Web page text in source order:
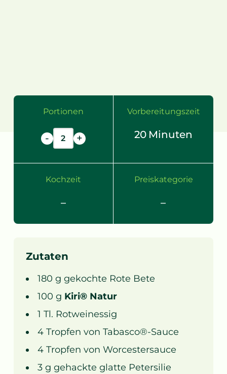
Portionen
- +
Vorbereitungszeit
20 Minuten
Kochzeit
–
Preiskategorie
–
Zutaten
180 ggekochte Rote Bete
100 g Kiri® Natur
1 Tl. Rotweinessig
4 Tropfen von Tabasco®-Sauce
4 Tropfen von Worcestersauce
3 ggehackte glatte Petersilie